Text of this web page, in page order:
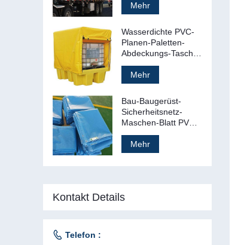
Mehr
Wasserdichte PVC-
Planen-Paletten-
Abdeckungs-Tasche
Kunststoff-Paletten-
Plane
Mehr
Bau-Baugerüst-
Sicherheitsnetz-
Maschen-Blatt PVCs
feuerfestes Plastik
Mehr
Kontakt Details
 Telefon :